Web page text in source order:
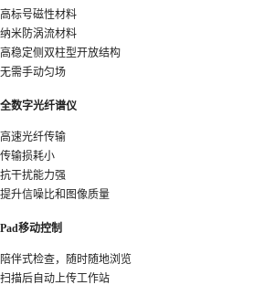
高标号磁性材料
纳米防涡流材料
高稳定侧双柱型开放结构
无需手动匀场
全数字光纤谱仪
高速光纤传输
传输损耗小
抗干扰能力强
提升信噪比和图像质量
Pad移动控制
陪伴式检查，随时随地浏览
扫描后自动上传工作站